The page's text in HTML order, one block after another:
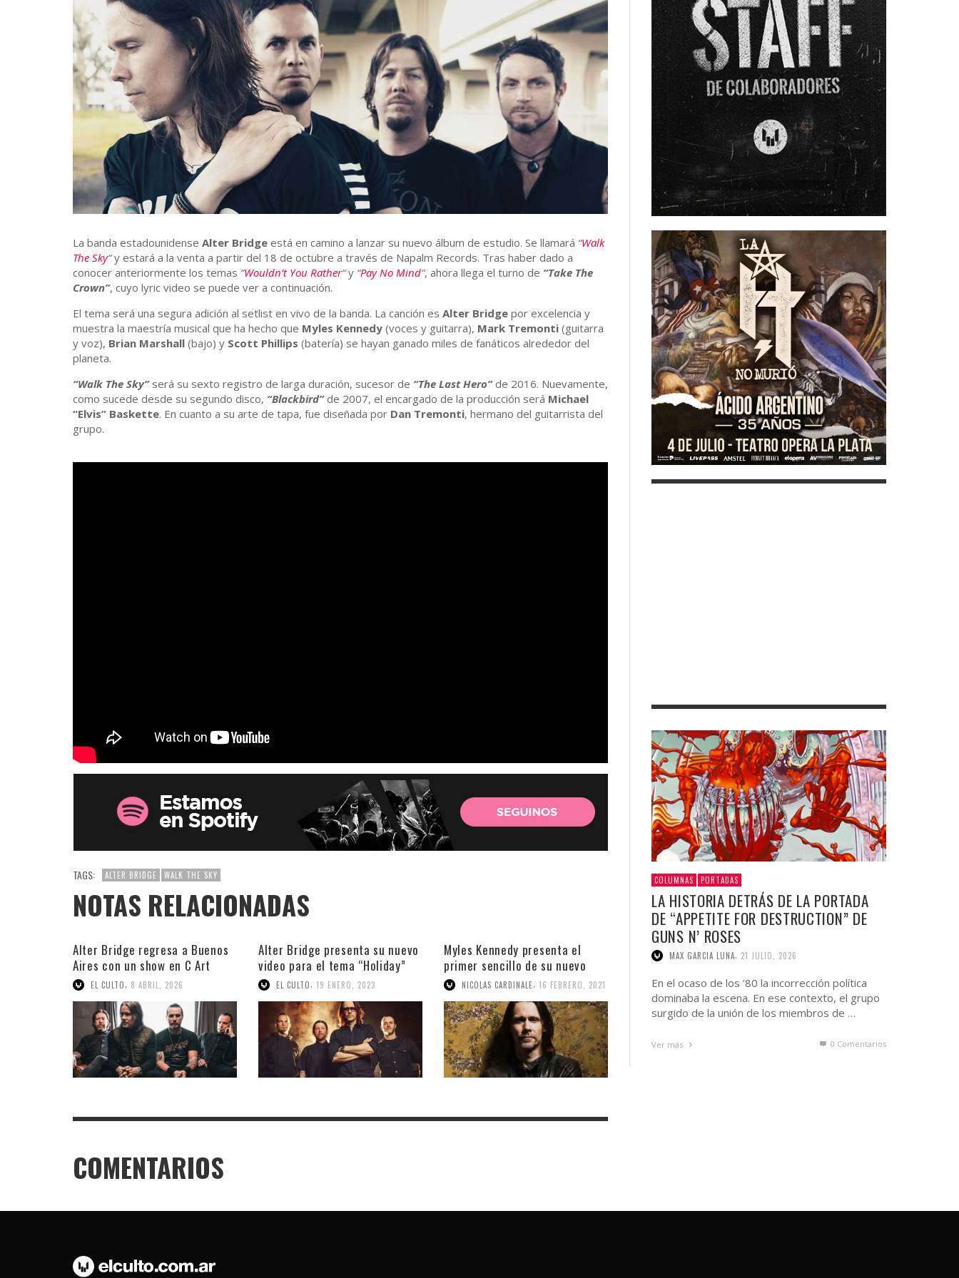
La banda estadounidense Alter Bridge está en camino a lanzar su nuevo álbum de estudio. Se llamará “Walk
The Sky“y estará a la venta a partir del 18 de octubre a través de Napalm Records. Tras haber dado a
conocer anteriormente los temas “Wouldn’t You Rather“y “Pay No Mind“, ahora llega el turno de “Take The
Crown”, cuyo lyric video se puede ver a continuación.
El tema será una segura adición al setlist en vivo de la banda. La canción es Alter Bridge por excelencia y
muestra la maestría musical que ha hecho que Myles Kennedy (voces y guitarra), Mark Tremonti (guitarra
y voz), Brian Marshall (bajo) y Scott Phillips (batería) se hayan ganado miles de fanáticos alrededor del
planeta.
“Walk The Sky” será su sexto registro de larga duración, sucesor de “The Last Hero”de 2016. Nuevamente,
como sucede desde su segundo disco, “Blackbird”de 2007, el encargado de la producción será Michael
“Elvis” Baskette. En cuanto a su arte de tapa, fue diseñada por Dan Tremonti, hermano del guitarrista del
grupo.
TAGS: ALTER BRIDGE WALK THE SKY
NOTAS RELACIONADAS
Alter Bridge regresa a Buenos
Aires con un show en C Art
MediaEL CULTO 8 ABRIL, 2026
Alter Bridge presenta su nuevo
video para el tema “Holiday”
EL CULTO 19 ENERO, 2023
Myles Kennedy presenta el
primer sencillo de su nuevo
álbum solsita
NICOLAS CARDINALE 16 FEBRERO, 2021
COMENTARIOS
COLUMNAS PORTADAS
LA HISTORIA DETRÁS DE LA PORTADA
DE “APPETITE FOR DESTRUCTION” DE
GUNS N’ ROSES
MAX GARCIA LUNA, 21 JULIO, 2026
En el ocaso de los ’80 la incorrección política
dominaba la escena. En ese contexto, el grupo
surgido de la unión de los miembros de …
Ver más 0 Comentarios